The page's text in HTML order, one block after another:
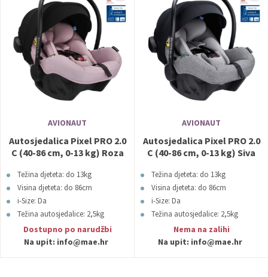
AVIONAUT
Autosjedalica Pixel PRO 2.0
C (40-86 cm, 0-13 kg) Roza
Težina djeteta: do 13kg
Visina djeteta: do 86cm
i-Size: Da
Težina autosjedalice: 2,5kg
Boja: Roza
Dostupno po narudžbi
Na upit: info@mae.hr
AVIONAUT
Autosjedalica Pixel PRO 2.0
C (40-86 cm, 0-13 kg) Siva
Težina djeteta: do 13kg
Visina djeteta: do 86cm
i-Size: Da
Težina autosjedalice: 2,5kg
Boja: SivaNema na zalihi
Na upit: info@mae.hr